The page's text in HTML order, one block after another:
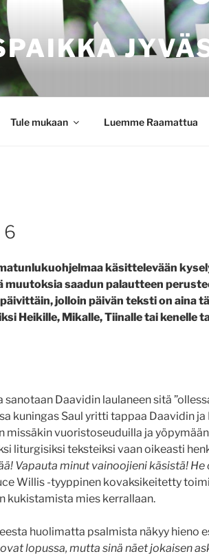
Tule mukaan Luemme Raamattua
6
käsittelevään
muutoksia saadun palautteen
jolloin päivän teksti on aina
Heikille, Mikalle, Tiinalle tai kenelle
sanotaan Daavidin laulaneen sitä
kuningas Saul yritti tappaa Daavidin
missäkin vuoristoseuduilla ja
liturgisiksi teksteiksi vaan oikeasti
Vapauta minut vainoojieni käsistä!
Willis -tyyppinen kovaksikeitetty
kukistamista mies kerrallaan.
huolimatta psalmista näkyy hieno
lopussa, mutta sinä näet jokaisen